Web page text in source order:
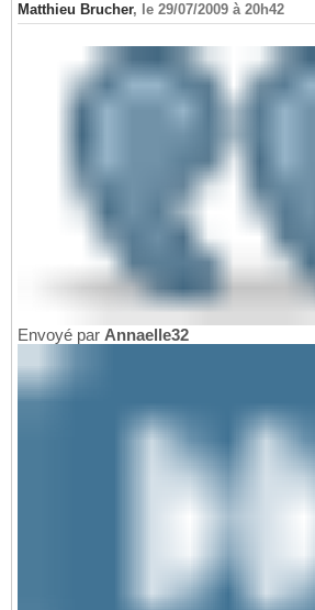
Matthieu Brucher, le 29/07/2009 à 20h42
Envoyé par Annaelle32